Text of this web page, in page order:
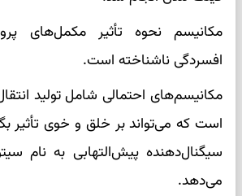
مکانیسم نحوه تأثیر مکمل‌های
افسردگی ناشناخته است.
مکانیسم‌های احتمالی شامل تولید
است که می‌تواند بر خلق و خوی تأثیر
سیگنال‌دهنده پیش‌التهابی به نام
می‌دهد.